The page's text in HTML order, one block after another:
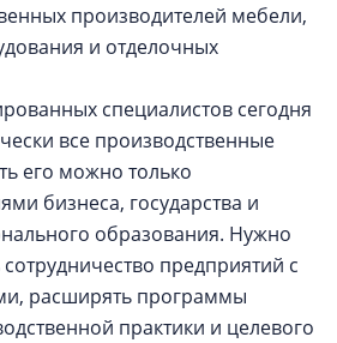
производителей мебели,
и отделочных
специалистов сегодня
все производственные
его можно только
бизнеса, государства и
образования. Нужно
предприятий с
расширять программы
практики и целевого